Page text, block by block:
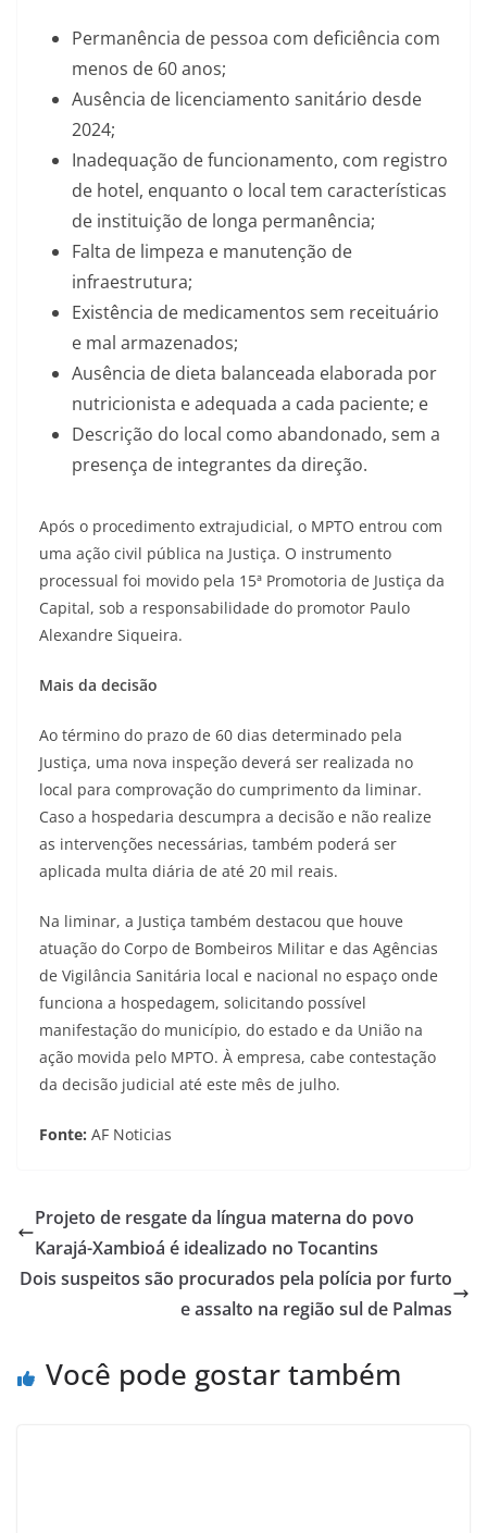
Permanência de pessoa com deficiência com
menos de 60 anos;
Ausência de licenciamento sanitário desde
2024;
Inadequação de funcionamento, com registro
de hotel, enquanto o local tem características
de instituição de longa permanência;
Falta de limpeza e manutenção de
infraestrutura;
Existência de medicamentos sem receituário
e mal armazenados;
Ausência de dieta balanceada elaborada por
nutricionista e adequada a cada paciente; e
Descrição do local como abandonado, sem a
presença de integrantes da direção.
Após o procedimento extrajudicial, o MPTO entrou com
uma ação civil pública na Justiça. O instrumento
processual foi movido pela 15ª Promotoria de Justiça da
Capital, sob a responsabilidade do promotor Paulo
Alexandre Siqueira.
Mais da decisão
Ao término do prazo de 60 dias determinado pela
Justiça, uma nova inspeção deverá ser realizada no
local para comprovação do cumprimento da liminar.
Caso a hospedaria descumpra a decisão e não realize
as intervenções necessárias, também poderá ser
aplicada multa diária de até 20 mil reais.
Na liminar, a Justiça também destacou que houve
atuação do Corpo de Bombeiros Militar e das Agências
de Vigilância Sanitária local e nacional no espaço onde
funciona a hospedagem, solicitando possível
manifestação do município, do estado e da União na
ação movida pelo MPTO. À empresa, cabe contestação
da decisão judicial até este mês de julho.
Fonte: AF Noticias
Projeto de resgate da língua materna do povo
Karajá-Xambioá é idealizado no Tocantins
Dois suspeitos são procurados pela polícia por furto
e assalto na região sul de Palmas
Você pode gostar também